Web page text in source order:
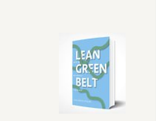
71
versus realiteit 72
versus dynamische aanpak 83
versus horizontaal georiënteerde
regels en procedures volgen
doorbreken 125